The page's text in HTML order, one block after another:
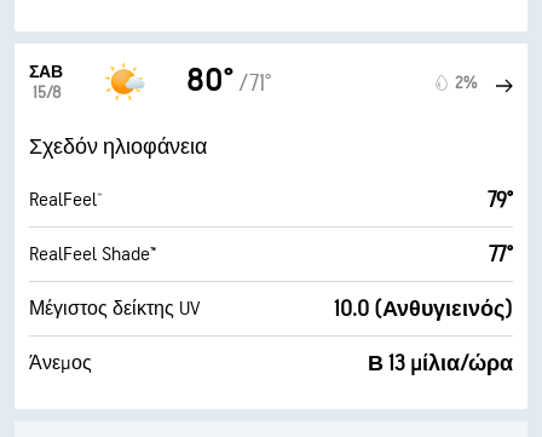
ΣΆΒ
15/8
80° /71° 2%
Σχεδόν ηλιοφάνεια
RealFeel® 79°
RealFeel Shade™ 77°
Μέγιστος δείκτης UV 10.0 (Ανθυγιεινός)
Άνεμος Β 13 μίλια/ώρα